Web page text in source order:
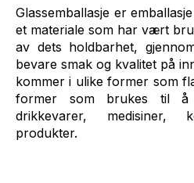
Glassemballasje er
et materiale som har vært
av dets holdbarhet,
bevare smak og kvalitet på
kommer i ulike former som
former som brukes til å
drikkevarer, medisiner,
produkter.